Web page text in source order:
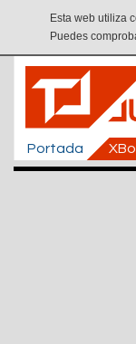
Esta web utiliza
Puedes
Portada